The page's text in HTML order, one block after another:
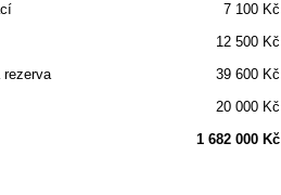
7 100 Kč
12 500 Kč
39 600 Kč
20 000 Kč
1 682 000 Kč